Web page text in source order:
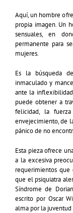
Aquí, un hombre
propia imagen. Un
sensuales, en
permanente para
mujeres.
Es la búsqueda
inmaculado y
ante la
puede obtener a
felicidad, la
envejecimiento, de
pánico de no
Esta pieza ofrece
a la excesiva
requerimientos que
que el psiquiatra
Síndrome de
escrito por Oscar
alma por la juventud